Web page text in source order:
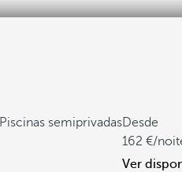
Piscinas semiprivadasDesde
162
/
Ver